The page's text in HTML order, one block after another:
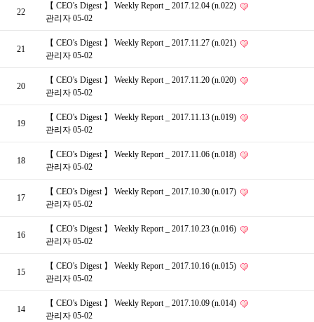
22
【 CEO's Digest 】 Weekly Report _ 2017.12.04 (n.022)
관리자 05-02
21
【 CEO's Digest 】 Weekly Report _ 2017.11.27 (n.021)
관리자 05-02
20
【 CEO's Digest 】 Weekly Report _ 2017.11.20 (n.020)
관리자 05-02
19
【 CEO's Digest 】 Weekly Report _ 2017.11.13 (n.019)
관리자 05-02
18
【 CEO's Digest 】 Weekly Report _ 2017.11.06 (n.018)
관리자 05-02
17
【 CEO's Digest 】 Weekly Report _ 2017.10.30 (n.017)
관리자 05-02
16
【 CEO's Digest 】 Weekly Report _ 2017.10.23 (n.016)
관리자 05-02
15
【 CEO's Digest 】 Weekly Report _ 2017.10.16 (n.015)
관리자 05-02
14
【 CEO's Digest 】 Weekly Report _ 2017.10.09 (n.014)
관리자 05-02